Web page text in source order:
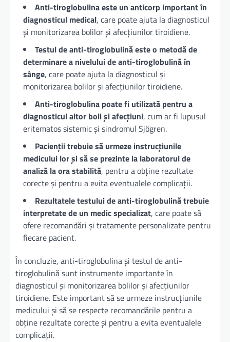
Anti-tiroglobulina este un anticorp important în
diagnosticul medical, care poate ajuta la diagnosticul
și monitorizarea bolilor și afecțiunilor tiroidiene.
Testul de anti-tiroglobulină este o metodă de
determinare a nivelului de anti-tiroglobulină în
sânge, care poate ajuta la diagnosticul și
monitorizarea bolilor și afecțiunilor tiroidiene.
Anti-tiroglobulina poate fi utilizată pentru a
diagnosticul altor boli și afecțiuni, cum ar fi lupusul
eritematos sistemic și sindromul Sjögren.
Pacienții trebuie să urmeze instrucțiunile
medicului lor și să se prezinte la laboratorul de
analiză la ora stabilită, pentru a obține rezultate
corecte și pentru a evita eventualele complicații.
Rezultatele testului de anti-tiroglobulină trebuie
interpretate de un medic specializat, care poate să
ofere recomandări și tratamente personalizate pentru
fiecare pacient.
În concluzie, anti-tiroglobulina și testul de anti-
tiroglobulină sunt instrumente importante în
diagnosticul și monitorizarea bolilor și afecțiunilor
tiroidiene. Este important să se urmeze instrucțiunile
medicului și să se respecte recomandările pentru a
obține rezultate corecte și pentru a evita eventualele
complicații.